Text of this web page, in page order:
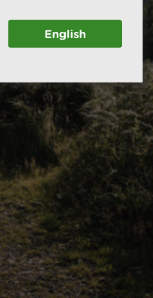
English